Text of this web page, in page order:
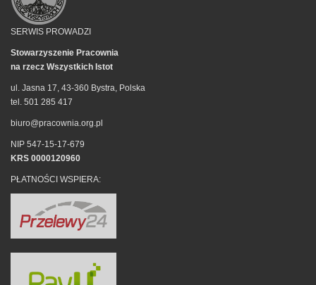
SERWIS PROWADZI
Stowarzyszenie Pracownia
na rzecz Wszystkich Istot
ul. Jasna 17, 43-360 Bystra, Polska
tel. 501 285 417
biuro@pracownia.org.pl
NIP 547-15-17-679
KRS 0000120960
PŁATNOŚCI WSPIERA: